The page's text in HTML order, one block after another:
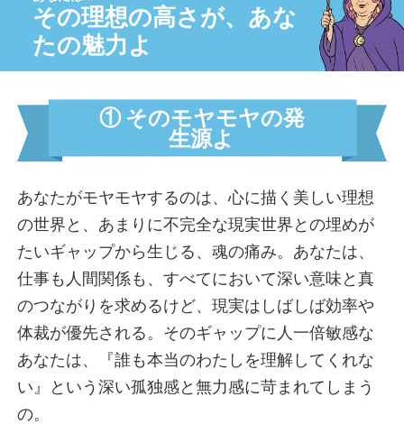
自責こじらせ界隈
イエスウーマン界隈
つくし界隈
いいね待ち界隈
心の充電スポット界隈
他人ファースト界隈
キャプテン界隈
頼まれ女子界隈
映え界隈
職人界隈
マイペース界隈
縁の下の自己犠牲界隈
安定思考界隈
その理想の高さが、あな
たの魅力よ
① そのモヤモヤの発
生源よ
あなたがモヤモヤするのは、心に描く美しい理想
の世界と、あまりに不完全な現実世界との埋めが
たいギャップから生じる、魂の痛み。あなたは、
仕事も人間関係も、すべてにおいて深い意味と真
のつながりを求めるけど、現実はしばしば効率や
体裁が優先される。そのギャップに人一倍敏感な
あなたは、『誰も本当のわたしを理解してくれな
い』という深い孤独感と無力感に苛まれてしまう
の。